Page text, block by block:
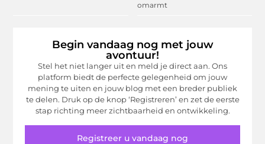
omarmt
Begin vandaag nog met jouw
avontuur!
Stel het niet langer uit en meld je direct aan. Ons
platform biedt de perfecte gelegenheid om jouw
mening te uiten en jouw blog met een breder publiek
te delen. Druk op de knop ‘Registreren’ en zet de eerste
stap richting meer zichtbaarheid en ontwikkeling.
Registreer u vandaag nog